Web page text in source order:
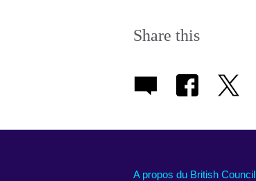
Share this
A propos du British Council